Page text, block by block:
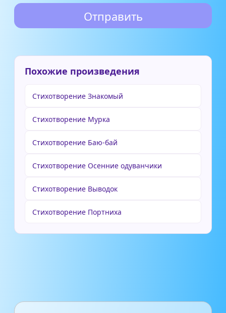
Похожие произведения
Стихотворение Знакомый
Стихотворение Мурка
Стихотворение Баю-бай
Стихотворение Осенние одуванчики
Стихотворение Выводок
Стихотворение Портниха